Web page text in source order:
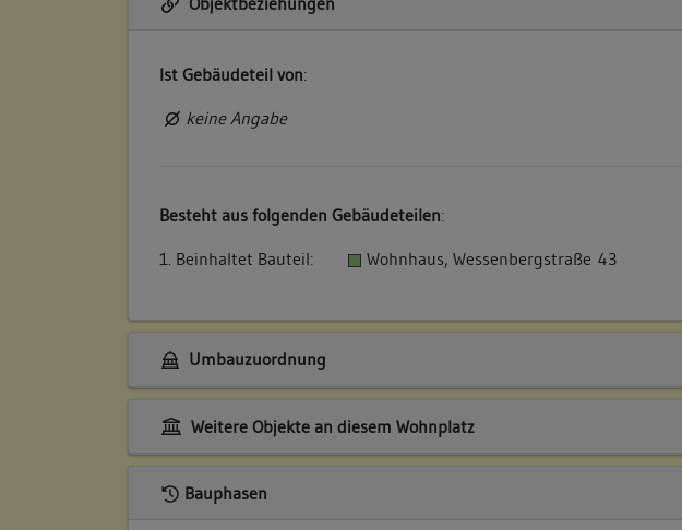
Ist Gebäudeteil von:
keine Angabe
Besteht aus folgenden Gebäudeteilen:
1. Beinhaltet Bauteil:
Wohnhaus, Wessenbergstraße 43
Umbauzuordnung
Weitere Objekte an diesem Wohnplatz
Bauphasen